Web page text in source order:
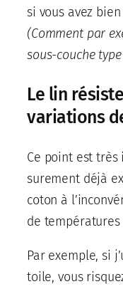
si vous avez
(Comment par
sous-couche
Le lin
variations
Ce point est très
surement déjà
coton à
de
Par exemple, si
toile, vous